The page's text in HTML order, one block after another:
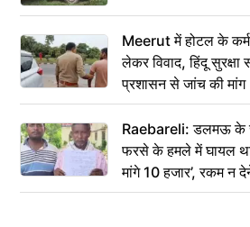
Meerut में होटल के
लेकर विवाद, हिंदू
प्रशासन से जांच की मांग
Raebareli: डलमऊ के
फरसे के हमले में घायल
मांगे 10 हजार’, रकम न